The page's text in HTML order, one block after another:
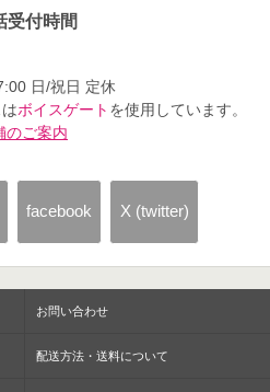
受付時間
日/祝日 定休
ボイスゲート を使用しています。
のご案内
facebook X (twitter)
お問い合わせ
配送方法・送料について